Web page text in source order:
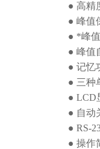
● 高精
● 峰值
● *峰
● 峰值
● 记忆
● 三种
● LCD
● 自动
● RS-
● 操作